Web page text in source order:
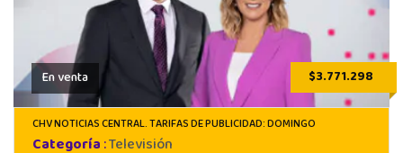
En venta $3.771.298
CHV NOTICIAS CENTRAL. TARIFAS DE PUBLICIDAD: DOMINGO
Categoría:Televisión